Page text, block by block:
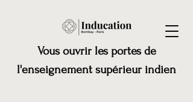
Vous ouvrir les portes de
l'enseignement supérieur indien